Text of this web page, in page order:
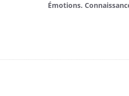
Émotions.